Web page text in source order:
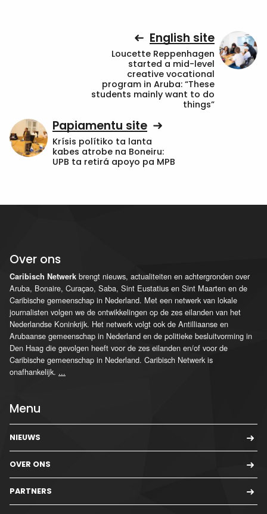
English site
Loucette Reppenhagen
started a mid-level
creative vocational
program in Aruba: “These
students mainly want to do
things”
Papiamentu site
Krísis polítiko ta lanta
kabes atrobe na Boneiru:
UPB ta retirá apoyo pa MPB
Over ons
Caribisch Netwerk brengt nieuws, actualiteiten en achtergronden over
Aruba, Bonaire, Curaçao, Saba, Sint Eustatius en Sint Maarten en de
Caribische gemeenschap in Nederland. Met een netwerk van lokale
journalisten volgen we de ontwikkelingen op de zes eilanden van het
Nederlandse Koninkrijk. Het netwerk volgt ook de Antilliaanse en
Arubaanse gemeenschap in Nederland en de politieke besluitvorming in
Den Haag die gevolgen heeft voor de zes eilanden en/of voor de
Caribische gemeenschap in Nederland. Caribisch Netwerk is
onafhankelijk. ...
Menu
NIEUWS
OVER ONS
PARTNERS